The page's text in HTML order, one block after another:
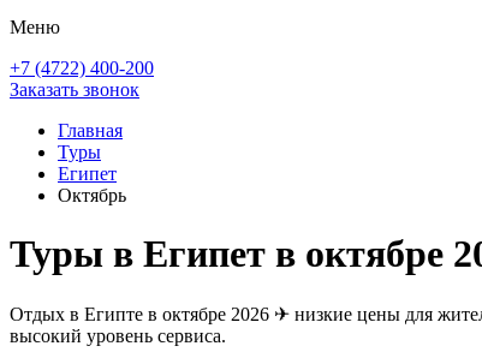
Меню
+7 (4722) 400-200
Заказать звонок
Главная
Туры
Египет
Октябрь
Туры в Египет в октябре
Отдых в Египте в октябре 2026 ✈ низкие цены для
высокий уровень сервиса.